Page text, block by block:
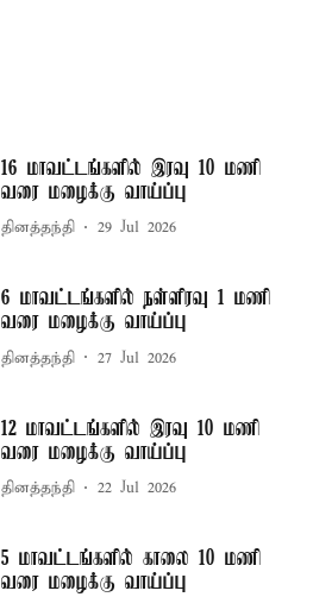
16 மாவட்டங்களில் இரவு 10 மணி
வரை மழைக்கு வாய்ப்பு
தினத்தந்தி 29 Jul 2026
6 மாவட்டங்களில் நள்ளிரவு 1 மணி
வரை மழைக்கு வாய்ப்பு
தினத்தந்தி 27 Jul 2026
12 மாவட்டங்களில் இரவு 10 மணி
வரை மழைக்கு வாய்ப்பு
தினத்தந்தி 22 Jul 2026
5 மாவட்டங்களில் காலை 10 மணி
வரை மழைக்கு வாய்ப்பு